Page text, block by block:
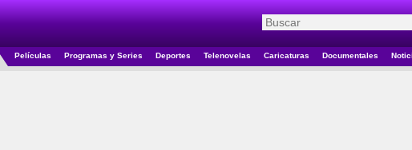
Películas Programas y Series Deportes Telenovelas Caricaturas Documentales